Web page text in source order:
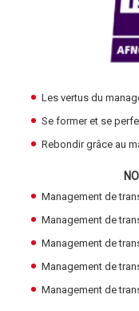
Les vertus du
Se former et se
Rebondir grâce au
Management de
Management de
Management de
Management de
Management de